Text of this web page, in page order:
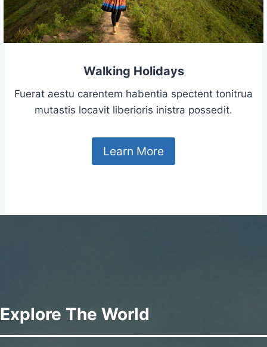
Walking Holidays
Fuerat aestu carentem habentia spectent tonitrua
mutastis locavit liberioris inistra possedit.
Learn More
Explore The World